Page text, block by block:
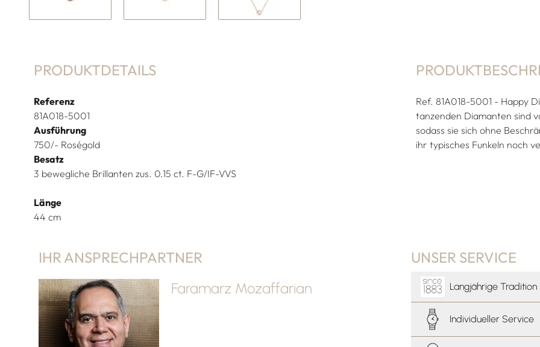
PRODUKTDETAILS
Referenz
81A018-5001
Ausführung
750/- Roségold
Besatz
3 bewegliche Brillanten zus. 0.15 ct. F-G/IF-VVS
Länge
44 cm
Ref. 81A018-5001 - Happy
tanzenden Diamanten sind
sodass sie sich ohne
ihr typisches Funkeln noch
IHR ANSPRECHPARTNER
Faramarz Mozaffarian
UNSER SERVICE
Langjährige Tradition
Individueller Service